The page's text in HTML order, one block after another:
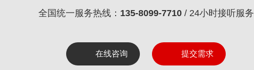
全国统一服务热线： 135-8099-7710/ 24小时接听服务
在线咨询 提交需求